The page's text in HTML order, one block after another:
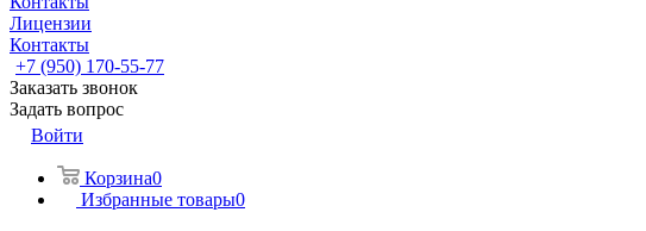
Лицензии
Контакты
+7 (950) 170-55-77
Заказать звонок
Задать вопрос
Войти
Корзина0
Избранные товары0